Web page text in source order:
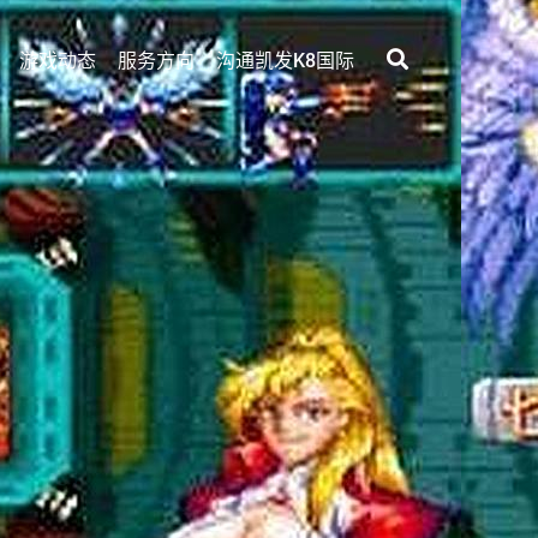
游戏动态 服务方向 沟通凯发k8国际